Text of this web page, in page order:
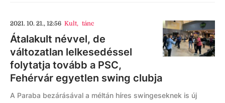
2021. 10. 21., 12:56 Kult, tánc
Átalakult névvel, de
változatlan lelkesedéssel
folytatja tovább a PSC,
Fehérvár egyetlen swing clubja
A Paraba bezárásával a méltán híres swingeseknek is új